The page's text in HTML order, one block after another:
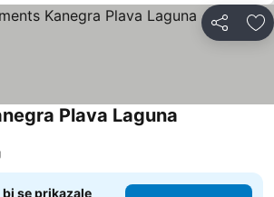
Deli
Plava Laguna
se prikazale